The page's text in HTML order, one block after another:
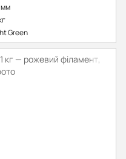
мм
Green